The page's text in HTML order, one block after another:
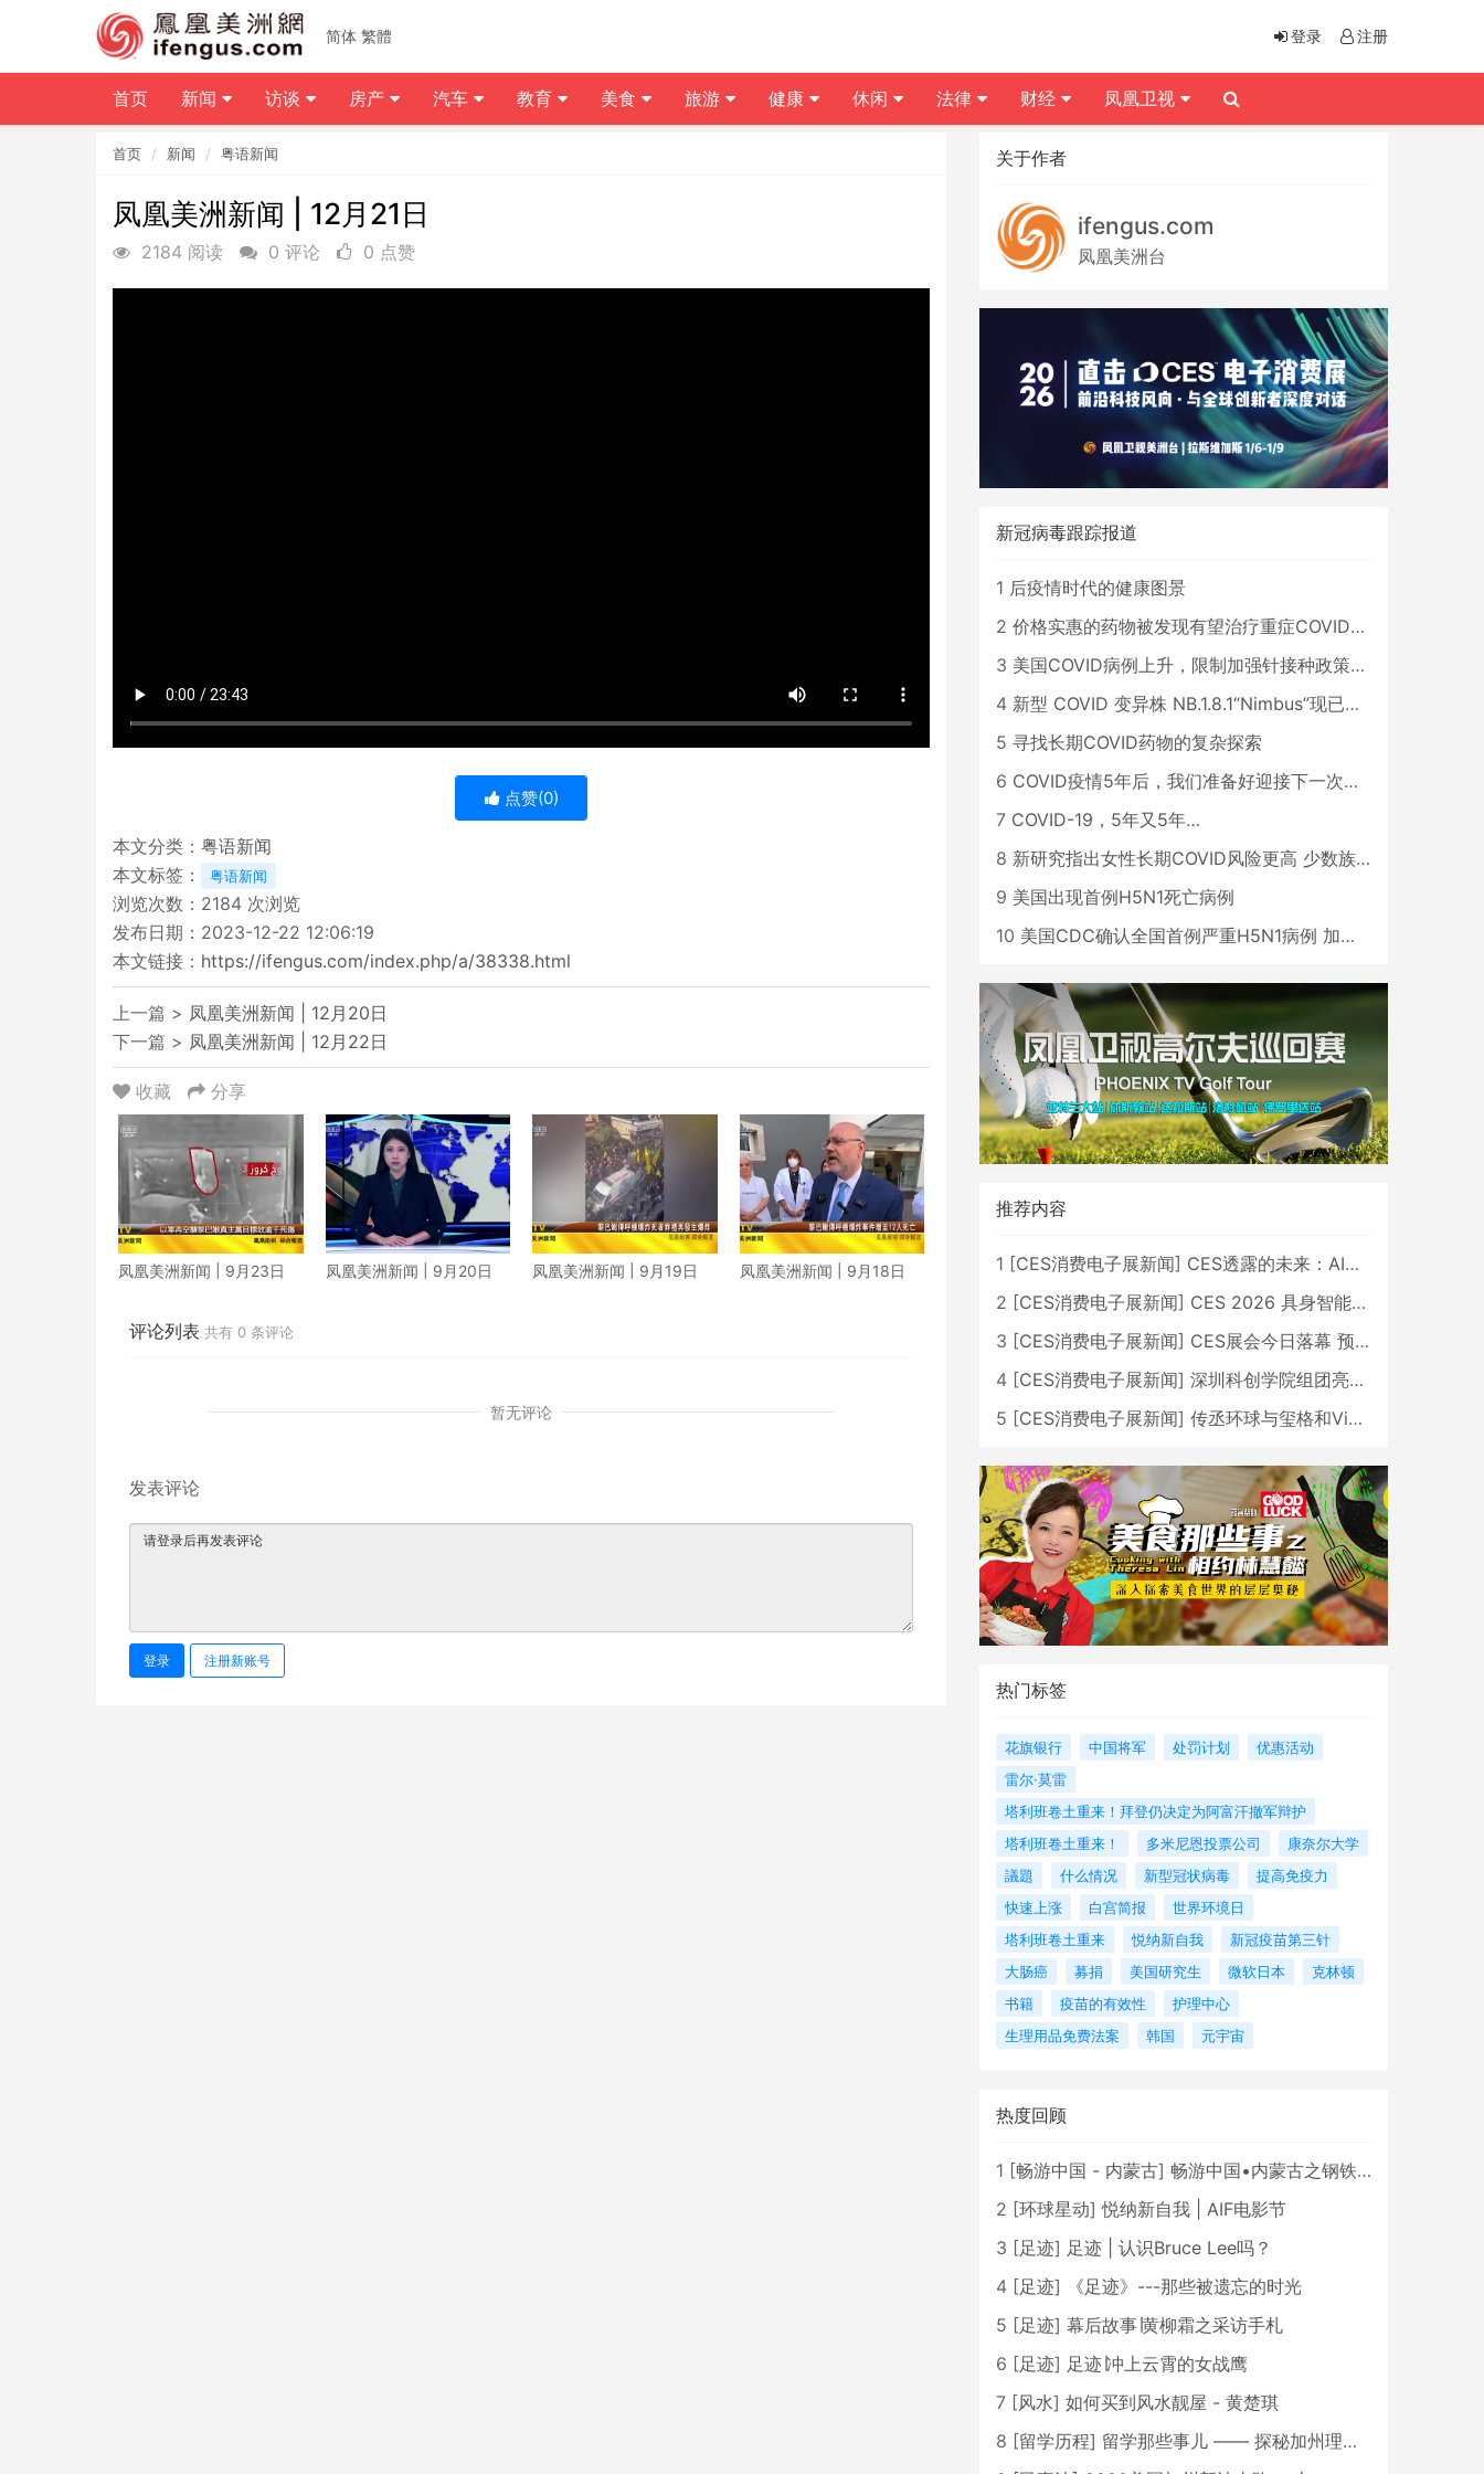
首页 新闻 粤语新闻
凤凰美洲新闻 | 12月21日
2184 阅读 0 评论 0 点赞
点赞(0)
本文分类： 粤语新闻
本文标签：
粤语新闻
浏览次数： 2184 次浏览
发布日期：2023-12-22 12:06:19
本文链接： https://ifengus.com/index.php/a/38338.html
上一篇 > 凤凰美洲新闻 | 12月20日
下一篇 > 凤凰美洲新闻 | 12月22日
收藏 分享
凤凰美洲新闻 | 9月23日 凤凰美洲新闻 | 9月20日 凤凰美洲新闻 | 9月19日 凤凰美洲新闻 | 9月18日
评论列表 共有 0 条评论
暂无评论
发表评论
登录 注册新账号
关于作者
ifengus.com
凤凰美洲台
新冠病毒跟踪报道
1 后疫情时代的健康图景
2 价格实惠的药物被发现有望治疗重症COVID患者
3 美国COVID病例上升，限制加强针接种政策即将出台
4 新型 COVID 变异株 NB.1.8.1“Nimbus”现已在美国占据主导地位
5 寻找长期COVID药物的复杂探索
6 COVID疫情5年后，我们准备好迎接下一次大流行了吗？
7 COVID-19，5年又5年…
8 新研究指出女性长期COVID风险更高 少数族裔儿童存在差异
9 美国出现首例H5N1死亡病例
10 美国CDC确认全国首例严重H5N1病例 加州进入紧急状态
推荐内容
1 [CES消费电子展新闻] CES透露的未来：AI、机器人与智能生活大爆发
2 [CES消费电子展新闻] CES 2026 具身智能与创新领域 中国公司大放异彩
3 [CES消费电子展新闻] CES展会今日落幕 预计2026行业收入将超五千亿美元
4 [CES消费电子展新闻] 深圳科创学院组团亮相CES 广受好评
5 [CES消费电子展新闻] 传丞环球与玺格和VibeLens共同推出全新耳机
热门标签
花旗银行 中国将军 处罚计划
优惠活动
雷尔·莫雷
塔利班卷土重来！拜登仍决定为阿富汗撤军辩护
塔利班卷土重来！
多米尼恩投票公司
康奈尔大学
議題
什么情况 新型冠状病毒
提高免疫力
快速上涨
白宫简报
世界环境日
塔利班卷土重来
悦纳新自我
新冠疫苗第三针
大肠癌
募捐 美国研究生 微软日本
克林顿
书籍
疫苗的有效性
护理中心
生理用品免费法案
韩国 元宇宙
热度回顾
1 [畅游中国 - 内蒙古] 畅游中国•内蒙古之钢铁骄子，魅力包头
2 [环球星动] 悦纳新自我 | AIF电影节
3 [足迹] 足迹 | 认识Bruce Lee吗？
4 [足迹]
《足迹》---那些被遗忘的时光
5 [足迹] 幕后故事∣黄柳霜之采访手札
6 [足迹] 足迹∣冲上云霄的女战鹰
7 [风水] 如何买到风水靓屋 - 黄楚琪
8 [留学历程] 留学那些事儿 —— 探秘加州理工学院Caltech博士生活 [上集]
简体 繁體 登录 注册
首页 新闻 访谈 房产 汽车 教育 美食 旅游 健康 休闲 法律 财经 凤凰卫视